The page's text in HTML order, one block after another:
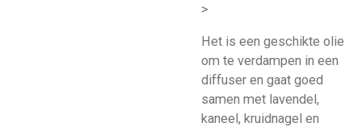
>
Het is een geschikte olie
om te verdampen in een
diffuser en gaat goed
samen met lavendel,
kaneel, kruidnagel en